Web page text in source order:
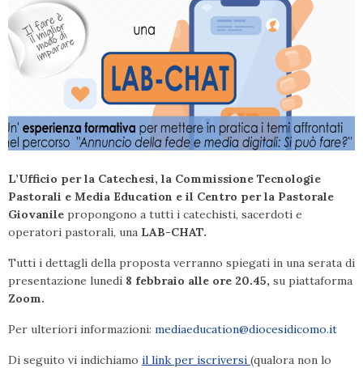
L’Ufficio per la Catechesi, la Commissione Tecnologie
Pastorali e Media Education e il Centro per la Pastorale
Giovanile propongono a tutti i catechisti, sacerdoti e
operatori pastorali, una LAB-CHAT.
Tutti i dettagli della proposta verranno spiegati in una serata di
presentazione lunedì 8 febbraio alle ore 20.45, su piattaforma
Zoom.
Per ulteriori informazioni: mediaeducation@diocesidicomo.it
Di seguito vi indichiamo il link per iscriversi (qualora non lo